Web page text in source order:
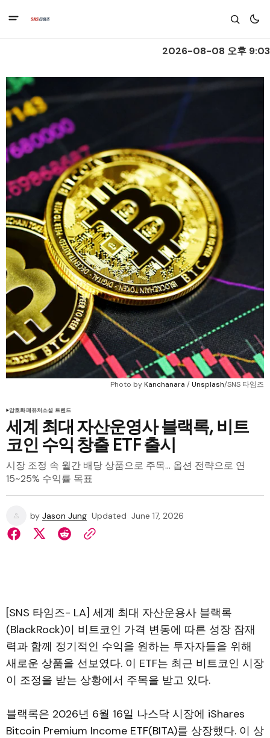
2026-08-08 오후 9:03
Photo by Kanchanara / Unsplash/SNS 타임즈
암호화폐퓨처소셜 트렌드
세계 최대 자산운영사 블랙록, 비트
코인 수익 창출 ETF 출시
시장 조정 속 월간 배당 상품으로 주목... 옵션 전략으로 연
15~25% 수익률 목표
by Jason Jung Updated June 17, 2026
[SNS 타임즈- LA] 세계 최대 자산운용사 블랙록
(BlackRock)이 비트코인 가격 변동에 따른 성장 잠재
력과 함께 정기적인 수익을 원하는 투자자들을 위해
새로운 상품을 선보였다. 이 ETF는 최근 비트코인 시장
이 조정을 받는 상황에서 주목을 받고 있다.
블랙록은 2026년 6월 16일 나스닥 시장에 iShares
Bitcoin Premium Income ETF(BITA)를 상장했다. 이 상